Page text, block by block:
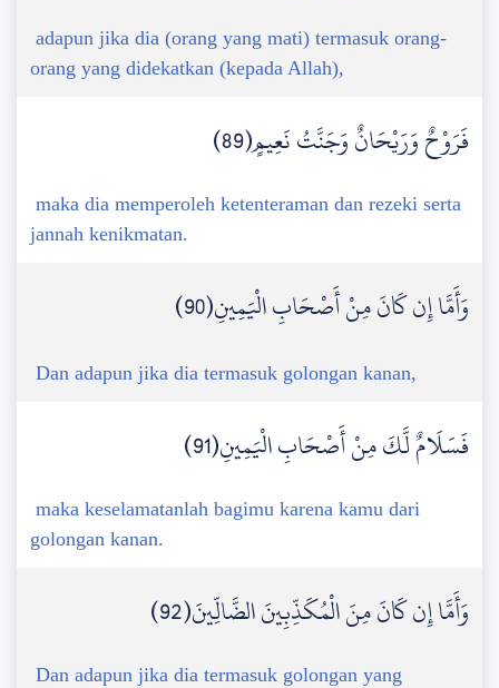
adapun jika dia (orang yang mati) termasuk orang-
orang yang didekatkan (kepada Allah),
فَرَوْحٌ وَرَيْحَانٌ وَجَنَّتُ نَعِيمٍ(89)
maka dia memperoleh ketenteraman dan rezeki serta
jannah kenikmatan.
وَأَمَّا إِن كَانَ مِنْ أَصْحَابِ الْيَمِينِ(90)
Dan adapun jika dia termasuk golongan kanan,
فَسَلَامٌ لَّكَ مِنْ أَصْحَابِ الْيَمِينِ(91)
maka keselamatanlah bagimu karena kamu dari
golongan kanan.
وَأَمَّا إِن كَانَ مِنَ الْمُكَذِّبِينَ الضَّالِّينَ(92)
Dan adapun jika dia termasuk golongan yang